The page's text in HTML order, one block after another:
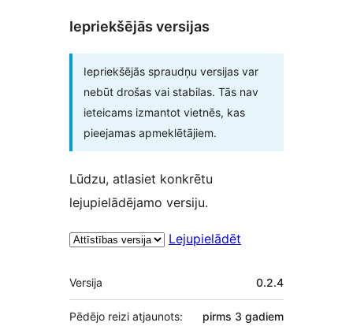
Iepriekšējās versijas
Iepriekšējās spraudņu versijas var
nebūt drošas vai stabilas. Tās nav
ieteicams izmantot vietnēs, kas
pieejamas apmeklētājiem.
Lūdzu, atlasiet konkrētu
lejupielādējamo versiju.
Lejupielādēt
Meta
Versija 0.2.4
Pēdējo reizi atjaunots: pirms 3 gadiem